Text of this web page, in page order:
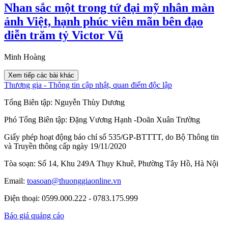
Nhan sắc một trong tứ đại mỹ nhân màn
ảnh Việt, hạnh phúc viên mãn bên đạo
diễn trăm tỷ Victor Vũ
Minh Hoàng
Xem tiếp các bài khác
Thương gia - Thông tin cập nhật, quan điểm độc lập
Tổng Biên tập: Nguyễn Thùy Dương
Phó Tổng Biên tập: Đặng Vương Hạnh -Doãn Xuân Trường
Giấy phép hoạt động báo chí số 535/GP-BTTTT, do Bộ Thông tin
và Truyền thông cấp ngày 19/11/2020
Tòa soạn: Số 14, Khu 249A Thụy Khuê, Phường Tây Hồ, Hà Nội
Email: toasoan@thuonggiaonline.vn
Điện thoại: 0599.000.222 - 0783.175.999
Báo giá quảng cáo